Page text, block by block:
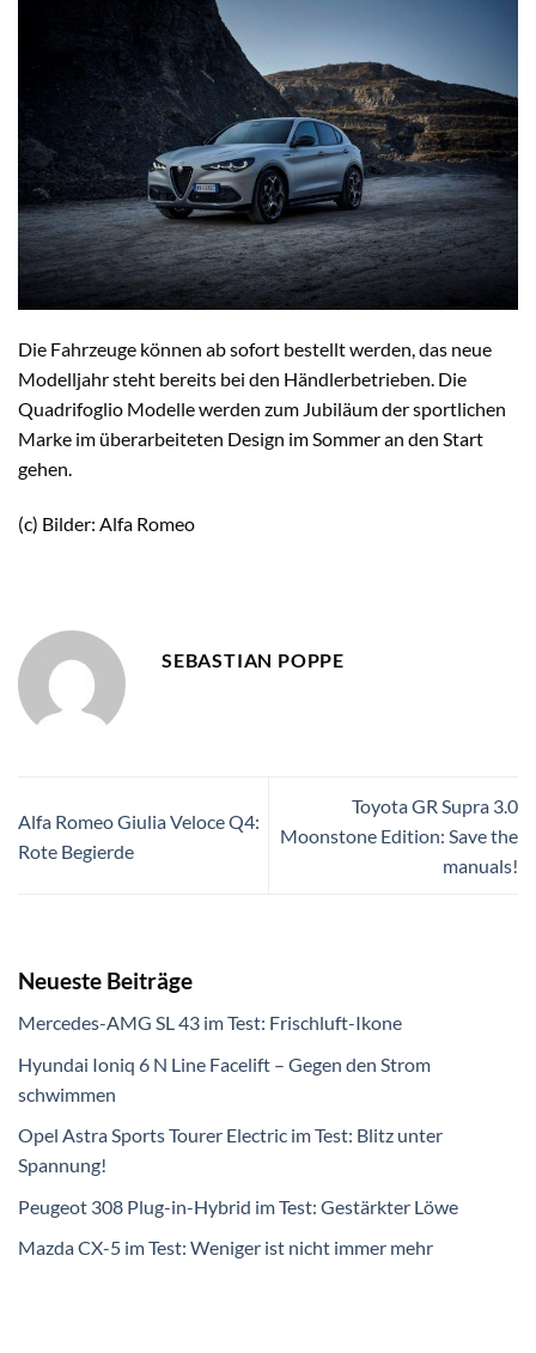
Die Fahrzeuge können ab sofort bestellt werden, das neue
Modelljahr steht bereits bei den Händlerbetrieben. Die
Quadrifoglio Modelle werden zum Jubiläum der sportlichen
Marke im überarbeiteten Design im Sommer an den Start
gehen.
(c) Bilder: Alfa Romeo
SEBASTIAN POPPE
Alfa Romeo Giulia Veloce Q4:
Rote Begierde
Toyota GR Supra 3.0
Moonstone Edition: Save the
manuals!
Neueste Beiträge
Mercedes-AMG SL 43 im Test: Frischluft-Ikone
Hyundai Ioniq 6 N Line Facelift – Gegen den Strom
schwimmen
Opel Astra Sports Tourer Electric im Test: Blitz unter
Spannung!
Peugeot 308 Plug-in-Hybrid im Test: Gestärkter Löwe
Mazda CX-5 im Test: Weniger ist nicht immer mehr